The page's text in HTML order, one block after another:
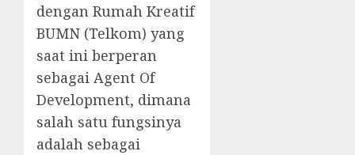
dengan Rumah Kreatif
BUMN (Telkom) yang
saat ini berperan
sebagai Agent Of
Development, dimana
salah satu fungsinya
adalah sebagai